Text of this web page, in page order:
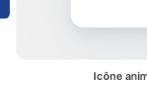
Icône